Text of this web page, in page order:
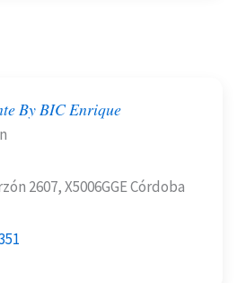
By BIC Enrique
2607, X5006GGE Córdoba